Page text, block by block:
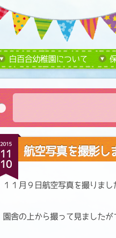
白百合幼稚園について
航空写真を撮影し
2015
11
10
１１月９日航空写真を撮りまし
園舎の上から撮って見ました